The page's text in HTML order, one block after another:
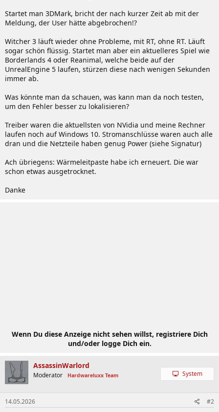
Startet man 3DMark, bricht der nach kurzer Zeit ab mit der
Meldung, der User hätte abgebrochen!?
Witcher 3 läuft wieder ohne Probleme, mit RT, ohne RT. Läuft
sogar schön flüssig. Startet man aber ein aktuelleres Spiel wie
Borderlands 4 oder Reanimal, welche beide auf der
UnrealEngine 5 laufen, stürzen diese nach wenigen Sekunden
immer ab.
Was könnte man da schauen, was kann man da noch testen,
um den Fehler besser zu lokalisieren?
Treiber waren die aktuellsten von NVidia und meine Rechner
laufen noch auf Windows 10. Stromanschlüsse waren auch alle
dran und die Netzteile haben genug Power (siehe Signatur)
Ach übriegens: Wärmeleitpaste habe ich erneuert. Die war
schon etwas ausgetrocknet.
Danke
Wenn Du diese Anzeige nicht sehen willst, registriere Dich
und/oder logge Dich ein.
AssassinWarlord
Moderator Hardwareluxx Team System
14.05.2026 #2